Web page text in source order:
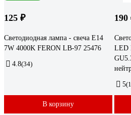
125 ₽
Светодиодная лампа - свеча E14
7W 4000K FERON LB-97 25476
4.8(34)
В корзину
190
LED
5